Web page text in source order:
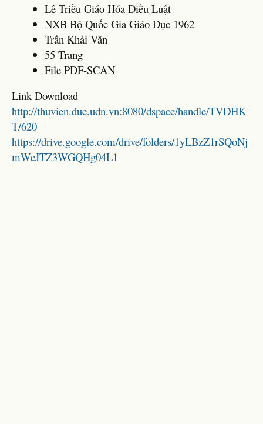
Lê Triều Giáo Hóa Điều Luật
NXB Bộ Quốc Gia Giáo Dục 1962
Trần Khải Văn
55 Trang
File PDF-SCAN
Link Download
http://thuvien.due.udn.vn:8080/dspace/handle/TVDHK
T/620
https://drive.google.com/drive/folders/1yLBzZ1rSQoNj
mWeJTZ3WGQHg04L1